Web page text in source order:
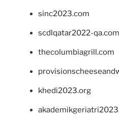
sinc2023.com
scdlqatar2022-qa.com
thecolumbiagrill.com
khedi2023.org